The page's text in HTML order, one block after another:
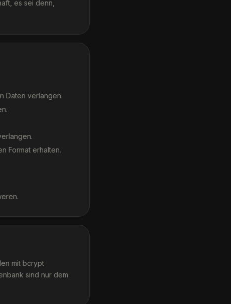
es sei denn,
Daten verlangen.
Format erhalten.
mit bcrypt
sind nur dem